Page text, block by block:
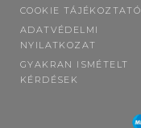
COOKIE TÁJÉKOZTATÓ
ADATVÉDELMI
NYILATKOZAT
GYAKRAN ISMÉTELT
KÉRDÉSEK